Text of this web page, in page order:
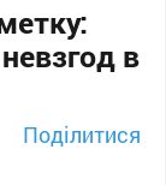
в
Поділитися